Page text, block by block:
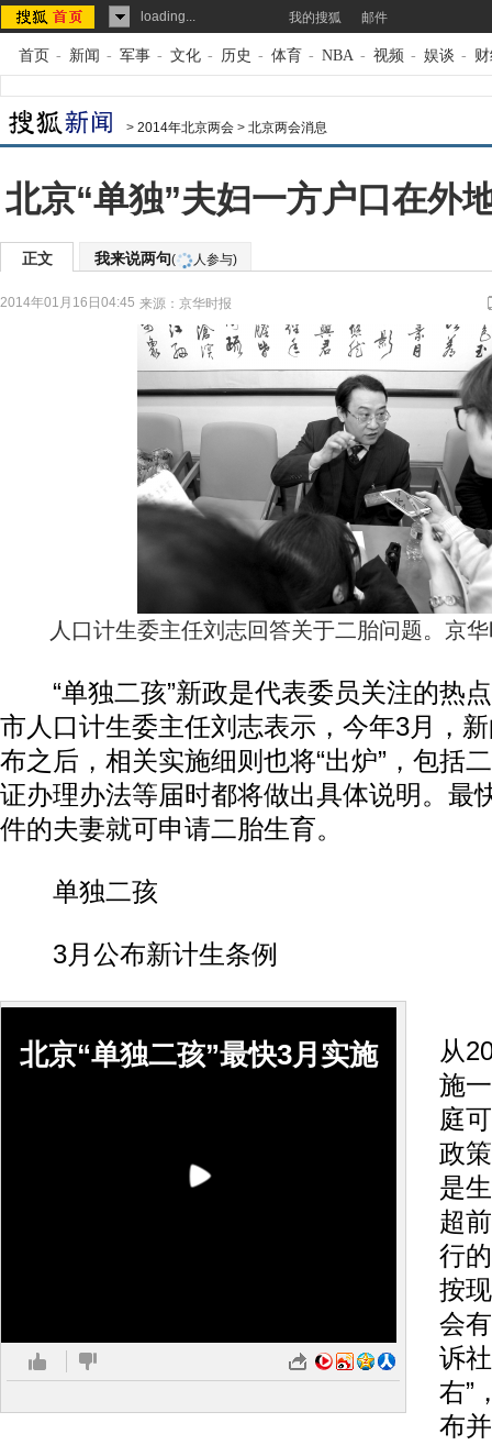
loading... 我的搜狐 邮件
首页 - 新闻 - 军事 - 文化 - 历史 - 体育 - NBA - 视频 - 娱谈 -
> 2014年北京两会 > 北京两会消息
北京“单独”夫妇一方户口在外
正文 我来说两句( 人参与)
2014年01月16日04:45 来源： 京华时报
人口计生委主任刘志回答关于二胎问题。京
“单独二孩”新政是代表委员关注的热
市人口计生委主任刘志表示，今年3月，
布之后，相关实施细则也将“出炉”，包括
证办理办法等届时都将做出具体说明。最
件的夫妻就可申请二胎生育。
单独二孩
3月公布新计生条例
北京“单独二孩”最快3月实施
从
施
庭
政
是
超
行
按
会
诉
右”
布